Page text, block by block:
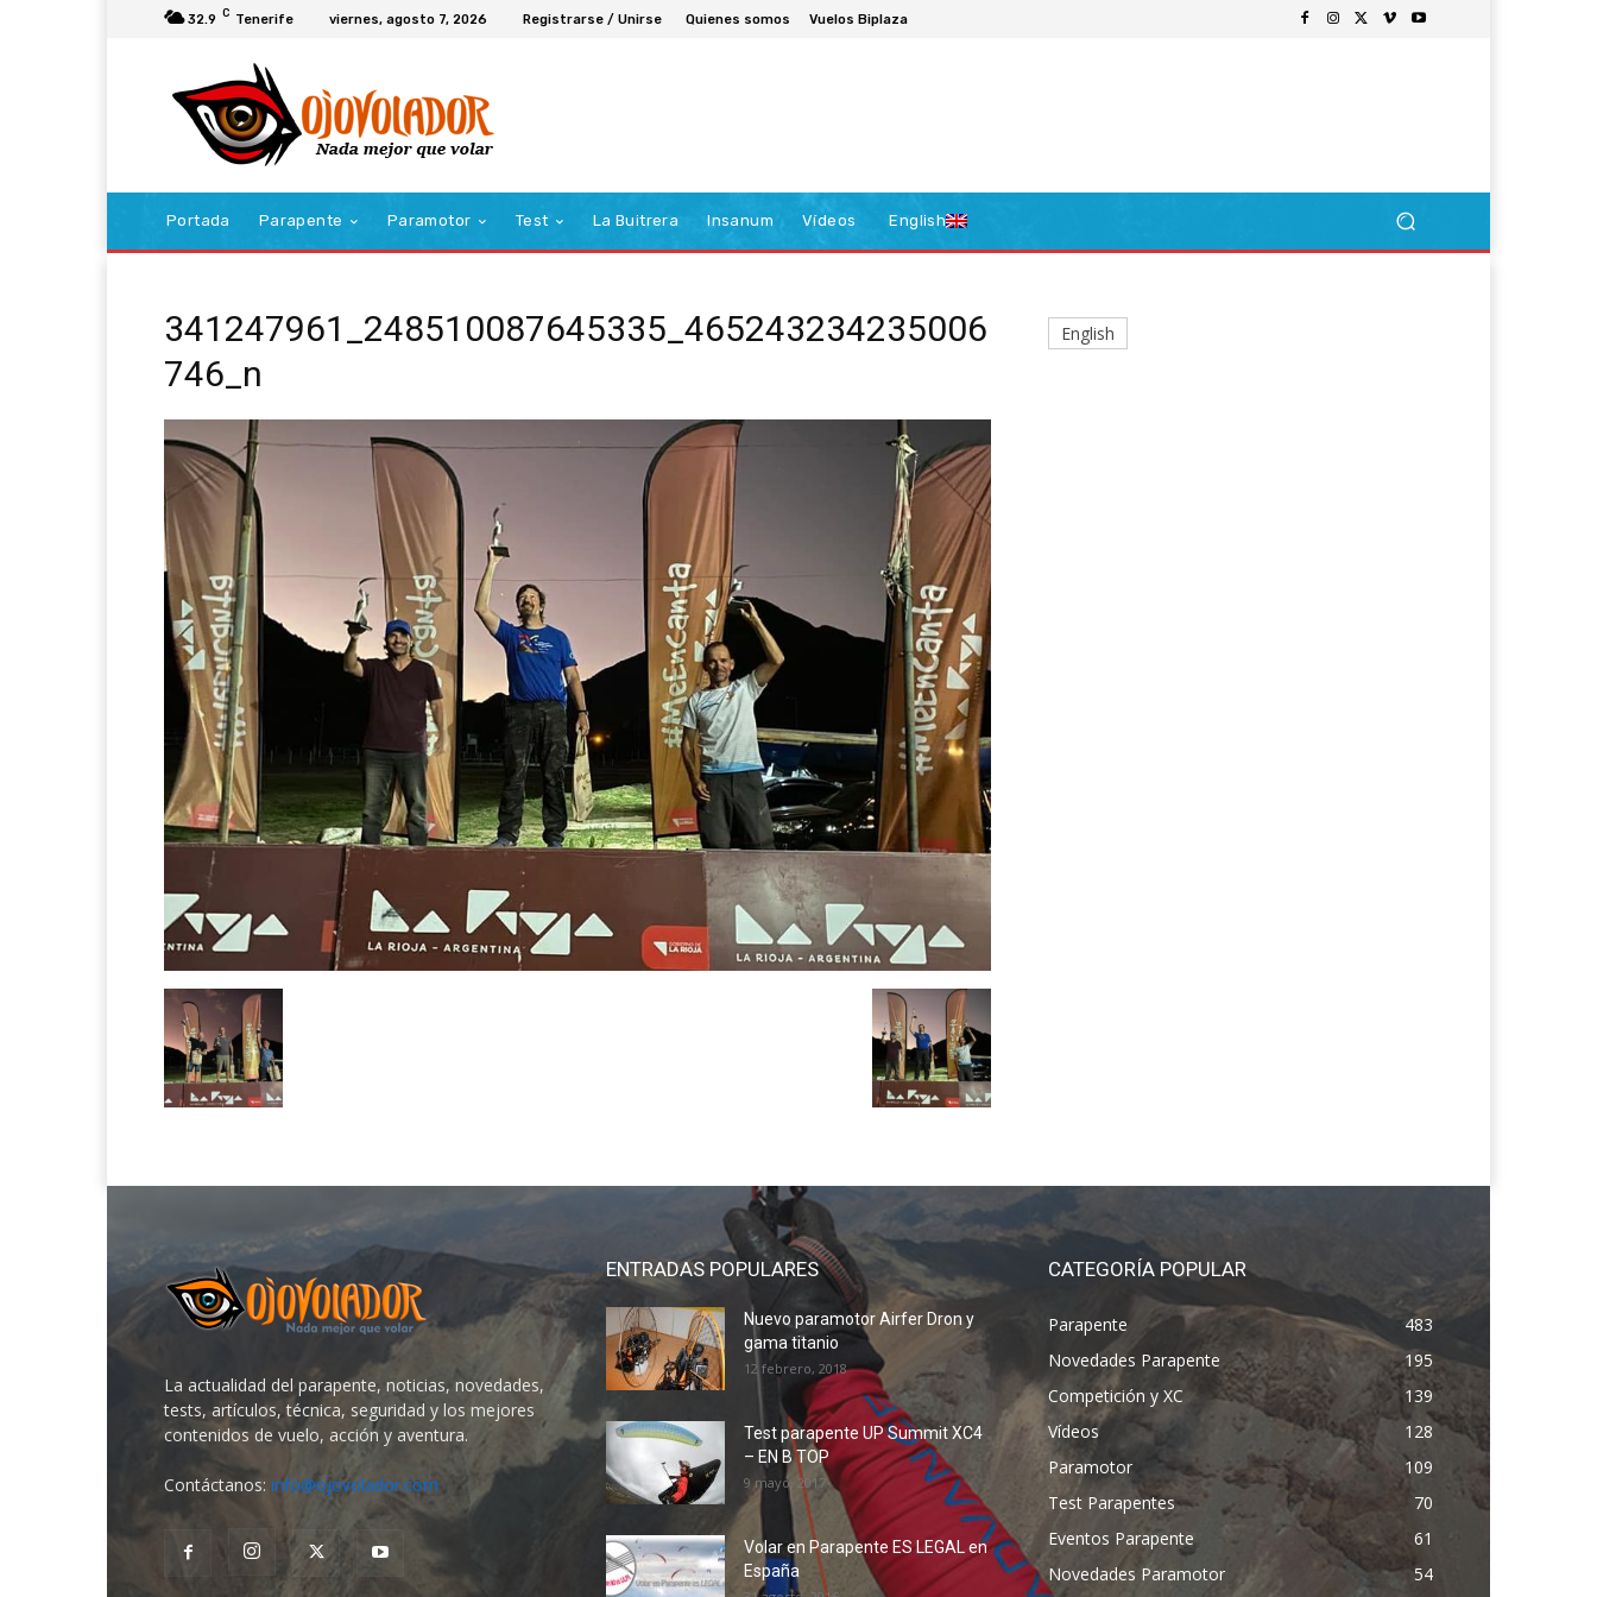
32.9 C Tenerife viernes, agosto 7, 2026 Registrarse / Unirse Quienes somos Vuelos Biplaza
Portada Parapente Paramotor Test La Buitrera Insanum Vídeos English
341247961_248510087645335_465243234235006
746_n
English
La actualidad del parapente, noticias, novedades,
tests, artículos, técnica, seguridad y los mejores
contenidos de vuelo, acción y aventura.
Contáctanos: info@ojovolador.com
ENTRADAS POPULARES
Nuevo paramotor Airfer Dron y
gama titanio
12 febrero, 2018
Test parapente UP Summit XC4
– EN B TOP
9 mayo, 2017
Volar en Parapente ES LEGAL en
España
CATEGORÍA POPULAR
Parapente
483
Novedades Parapente
195
Competición y XC
139
Vídeos
128
Paramotor
109
Test Parapentes
70
Eventos Parapente
61
Novedades Paramotor
54